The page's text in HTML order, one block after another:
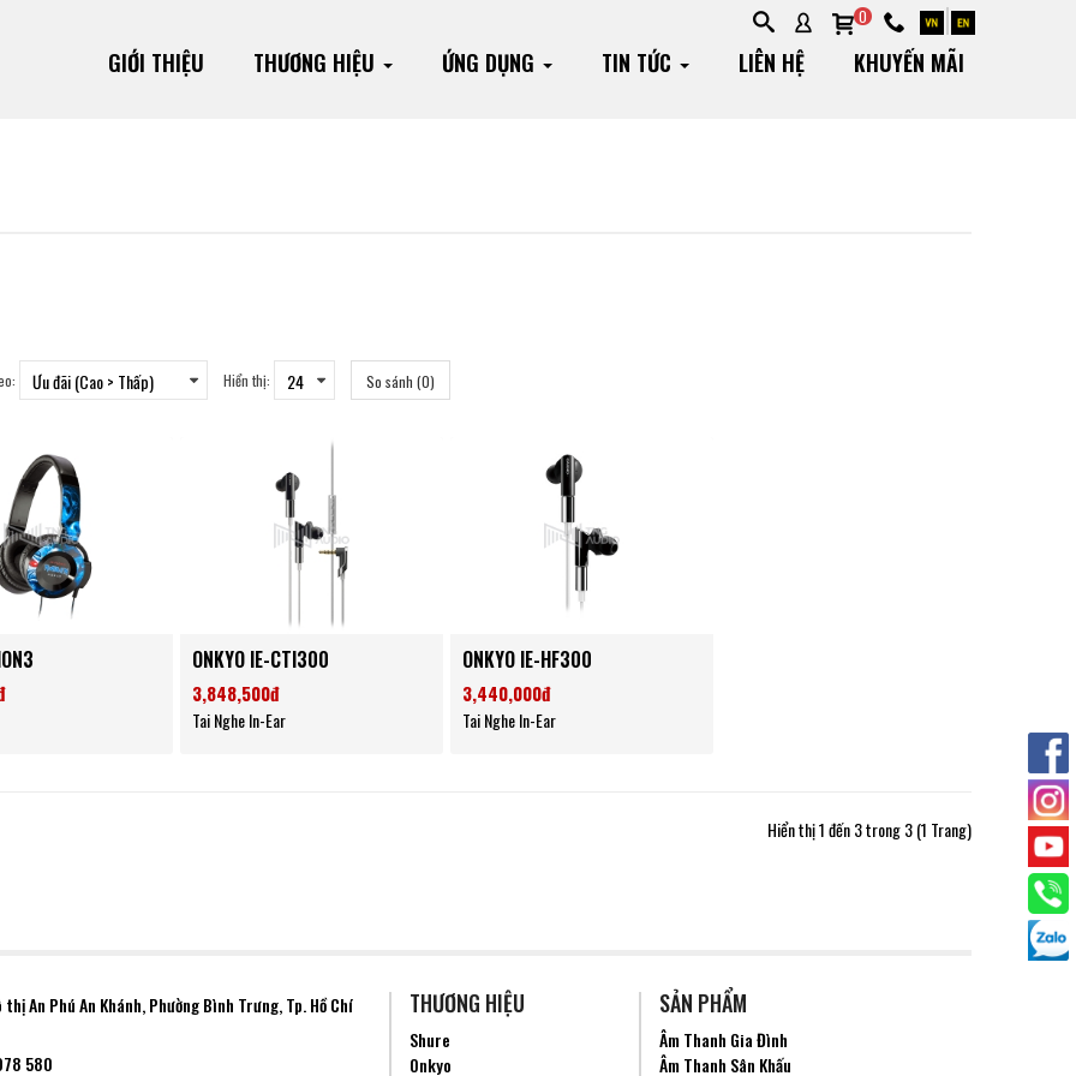
0
GIỚI THIỆU THƯƠNG HIỆU ỨNG DỤNG TIN TỨC LIÊN HỆ KHUYẾN MÃI
Hiển thị: So sánh (0)
ONKYO IE-CTI300
3,848,500đ
Tai Nghe In-Ear
ONKYO IE-HF300
3,440,000đ
Tai Nghe In-Ear
Hiển thị 1 đến 3 trong 3 (1 Trang)
thị An Phú An Khánh, PhườngBình Trưng, Tp. Hồ Chí
580
THƯƠNG HIỆU
Shure
Onkyo
SẢN PHẨM
Âm Thanh Gia Đình
Âm Thanh Sân Khấu